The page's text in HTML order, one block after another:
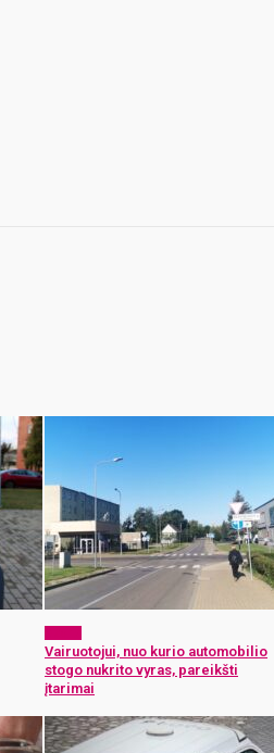
Vairuotojui, nuo kurio automobilio
stogo nukrito vyras, pareikšti
įtarimai